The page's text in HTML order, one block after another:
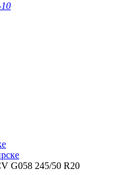
G058 245/50 R20